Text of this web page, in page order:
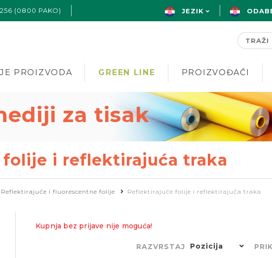
(0800 PAKO) JEZIK
PROIZVODA GREEN LINE PROIZVOĐAČI
za tisak
i reflektirajuća traka
Reflektirajuće i fluorescentne folije Reflektirajuće folije i reflektirajuća traka
Kupnja bez prijave nije moguća!
RAZVRSTAJ Pozicija